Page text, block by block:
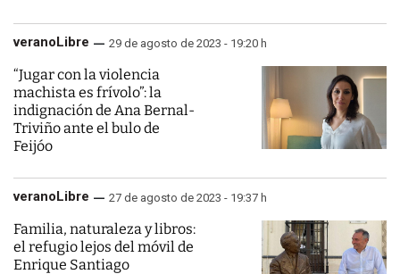
veranoLibre 29 de agosto de 2023 - 19:20 h
“Jugar con la violencia
machista es frívolo”: la
indignación de Ana Bernal-
Triviño ante el bulo de
Feijóo
veranoLibre 27 de agosto de 2023 - 19:37 h
Familia, naturaleza y libros:
el refugio lejos del móvil de
Enrique Santiago